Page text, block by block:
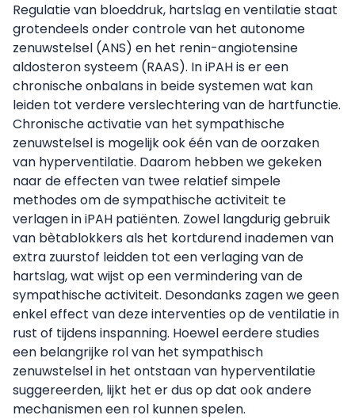
Regulatie van bloeddruk, hartslag en ventilatie staat
grotendeels onder controle van het autonome
zenuwstelsel (ANS) en het renin-angiotensine
aldosteron systeem (RAAS). In iPAH is er een
chronische onbalans in beide systemen wat kan
leiden tot verdere verslechtering van de hartfunctie.
Chronische activatie van het sympathische
zenuwstelsel is mogelijk ook één van de oorzaken
van hyperventilatie. Daarom hebben we gekeken
naar de effecten van twee relatief simpele
methodes om de sympathische activiteit te
verlagen in iPAH patiënten. Zowel langdurig gebruik
van bètablokkers als het kortdurend inademen van
extra zuurstof leidden tot een verlaging van de
hartslag, wat wijst op een vermindering van de
sympathische activiteit. Desondanks zagen we geen
enkel effect van deze interventies op de ventilatie in
rust of tijdens inspanning. Hoewel eerdere studies
een belangrijke rol van het sympathisch
zenuwstelsel in het ontstaan van hyperventilatie
suggereerden, lijkt het er dus op dat ook andere
mechanismen een rol kunnen spelen.